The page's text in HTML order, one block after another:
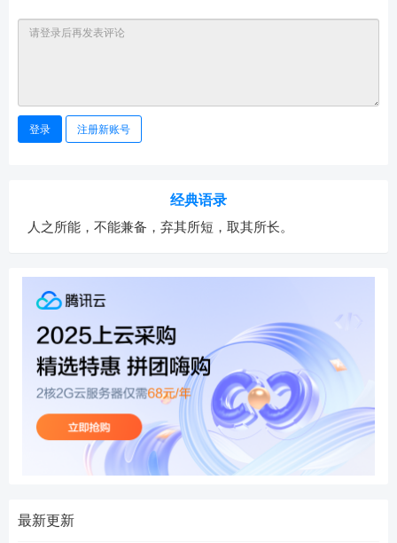
登录 注册新账号
经典语录
人之所能，不能兼备，弃其所短，取其所长。
最新更新